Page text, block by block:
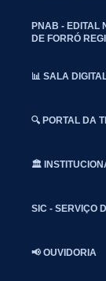
PNAB - EDITAL
DE FORRÓ
📊 SALA
🔍 PORTAL DA
🏛️
SIC - SERVIÇO
📢 OUVIDORIA